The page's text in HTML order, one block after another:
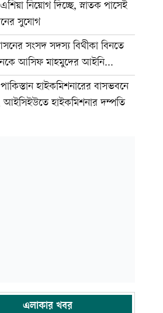
নিয়োগ দিচ্ছে, স্নাতক পাসেই
সুযোগ
সংসদ সদস্য বিথীকা বিনতে
আসিফ মাহমুদের আইনি
হাইকমিশনারের বাসভবনে
হাইকমিশনার দম্পতি
এলাকার খবর